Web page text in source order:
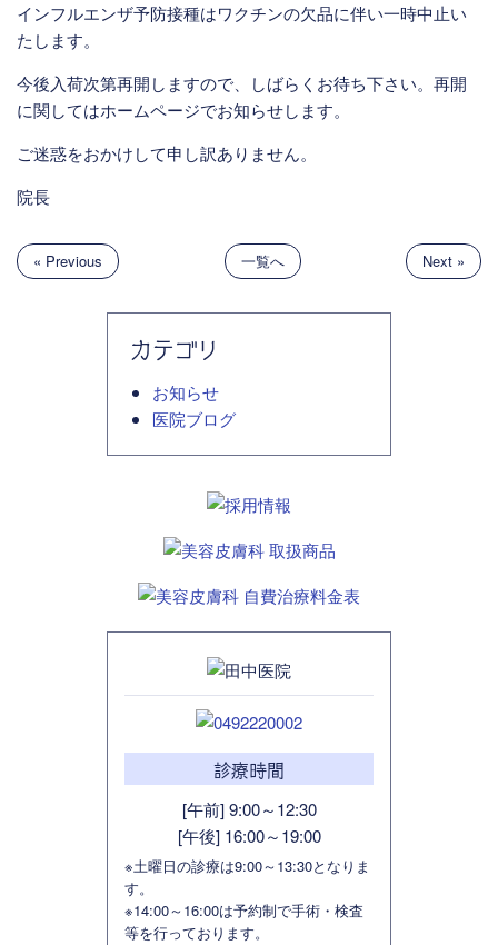
インフルエンザ予防接種はワクチンの欠品に伴い一時中止い
たします。
今後入荷次第再開しますので、しばらくお待ち下さい。再開
に関してはホームページでお知らせします。
ご迷惑をおかけして申し訳ありません。
院長
« Previous 一覧へ Next »
カテゴリ
お知らせ
医院ブログ
診療時間
[午前] 9:00～12:30
[午後] 16:00～19:00
※土曜日の診療は9:00～13:30となりま
す。
※14:00～16:00は予約制で手術・検査
等を行っております。